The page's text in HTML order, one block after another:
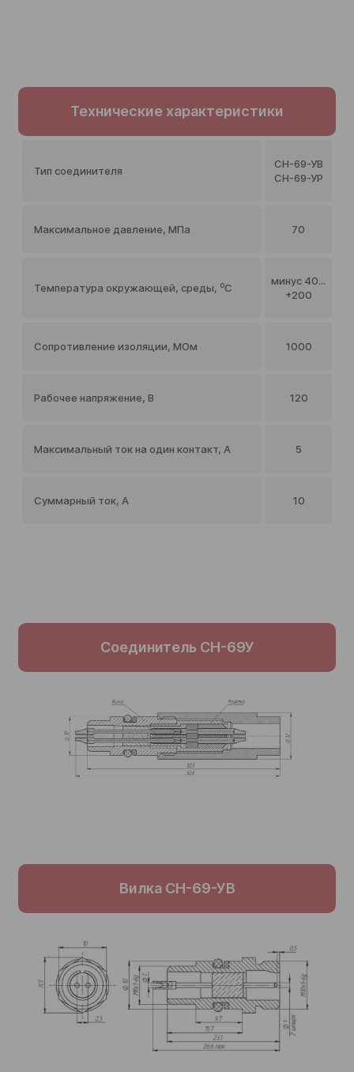
Технические характеристики
Тип соединителя
СН-69-УВ
СН-69-УР
Максимальное давление, МПа 70
Температура окружающей, среды, ⁰С
минус 40...
+200
Сопротивление изоляции, МОм 1000
Рабочее напряжение, В 120
Максимальный ток на один контакт, А 5
Суммарный ток, А 10
Соединитель СН-69У
Вилка СН-69-УВ